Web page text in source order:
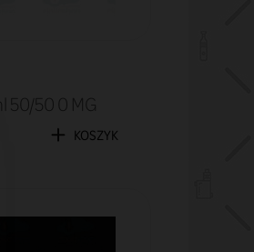
50/50 0 MG
KOSZYK